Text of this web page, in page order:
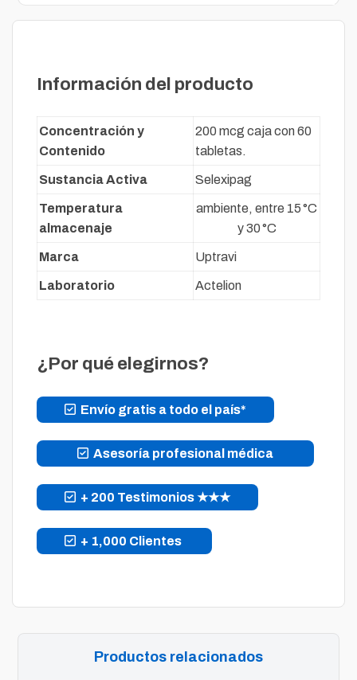
Información del producto
Concentración y
Contenido
200 mcg caja con 60
tabletas.
Sustancia Activa Selexipag
Temperatura
almacenaje
ambiente, entre 15 °C
y 30 °C
Marca Uptravi
Laboratorio Actelion
¿Por qué elegirnos?
Envío gratis a todo el país*
Asesoría profesional médica
+ 200 Testimonios ★★★
+ 1,000 Clientes
Productos relacionados